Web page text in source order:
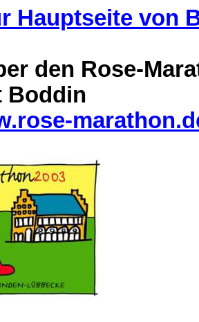
Hauptseite von
den Rose-
Boddin